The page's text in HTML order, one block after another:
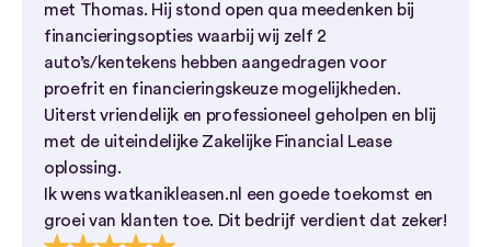
met Thomas. Hij stond open qua meedenken bij
financieringsopties waarbij wij zelf 2
auto’s/kentekens hebben aangedragen voor
proefrit en financieringskeuze mogelijkheden.
Uiterst vriendelijk en professioneel geholpen en blij
met de uiteindelijke Zakelijke Financial Lease
oplossing.
Ik wens watkanikleasen.nl een goede toekomst en
groei van klanten toe. Dit bedrijf verdient dat zeker!